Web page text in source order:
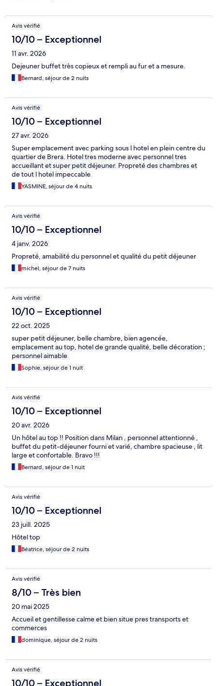
Avis vérifié
10/10 – Exceptionnel
11 avr. 2026
Dejeuner buffet très copieux et rempli au fur et a mesure.
Bernard, séjour de 2 nuits
Avis vérifié
10/10 – Exceptionnel
27 avr. 2026
Super emplacement avec parking sous l hotel en plein centre du
quartier de Brera. Hotel tres moderne avec personnel tres
accueillant et super petit déjeuner. Propreté des chambres et
de tout l hotel impeccable
YASMINE, séjour de 4 nuits
Avis vérifié
10/10 – Exceptionnel
4 janv. 2026
Propreté, amabilité du personnel et qualité du petit déjeuner
michel, séjour de 7 nuits
Avis vérifié
10/10 – Exceptionnel
22 oct. 2025
super petit déjeuner, belle chambre, bien agencée,
emplacement au top, hotel de grande qualité, belle décoration ;
personnel aimable
Sophie, séjour de 1 nuit
Avis vérifié
10/10 – Exceptionnel
20 avr. 2026
Un hôtel au top !! Position dans Milan , personnel attentionné ,
buffet du petit-déjeuner fourni et varié, chambre spacieuse , lit
large et confortable. Bravo !!!
Bernard, séjour de 1 nuit
Avis vérifié
10/10 – Exceptionnel
23 juill. 2025
Hôtel top
Béatrice, séjour de 2 nuits
Avis vérifié
8/10 – Très bien
20 mai 2025
Accueil et gentillesse calme et bien situe pres transports et
commerces
dominique, séjour de 2 nuits
Avis vérifié
10/10 – Exceptionnel